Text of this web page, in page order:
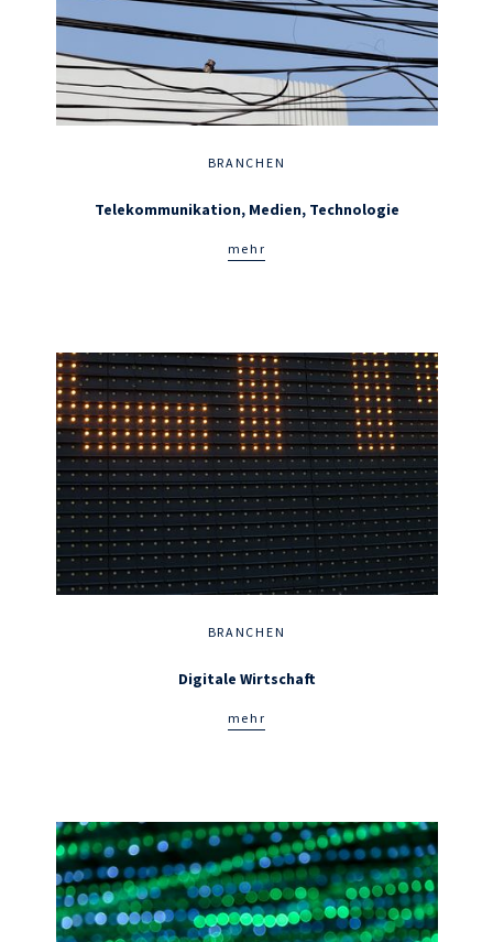
BRANCHEN
Telekommunikation, Medien, Technologie
mehr
BRANCHEN
Digitale Wirtschaft
mehr